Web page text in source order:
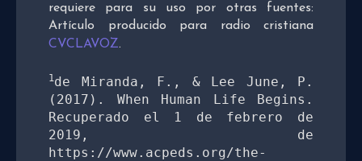
requiere para su uso por otras fuentes:
Artículo producido para radio cristiana
CVCLAVOZ.
1 de Miranda, F., & Lee June, P.
(2017). When Human Life Begins.
Recuperado el 1 de febrero de
2019, de
https://www.acpeds.org/the-